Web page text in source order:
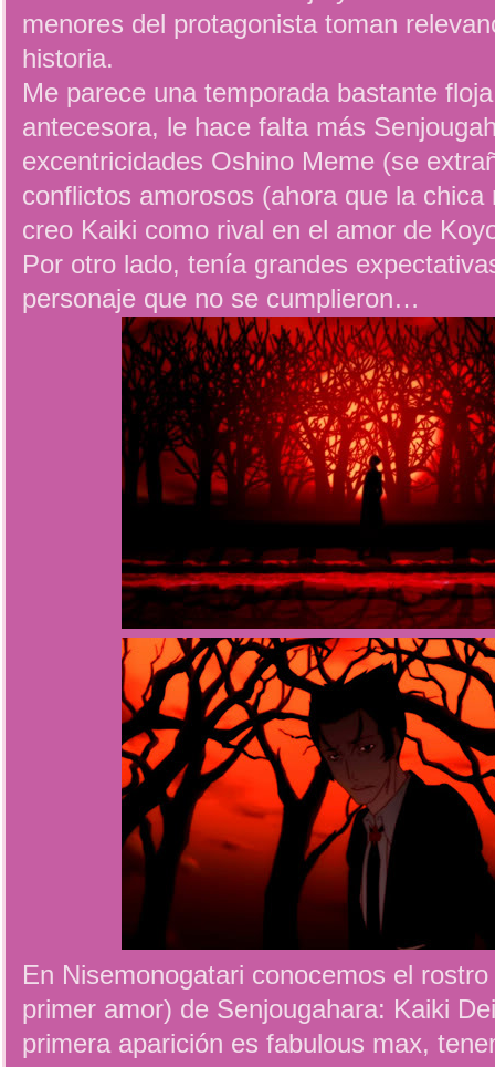
menores del protagonista toman
historia.
Me parece una temporada bastante
antecesora, le hace falta más
excentricidades Oshino Meme (se
conflictos amorosos (ahora que la
creo Kaiki como rival en el amor de
Por otro lado, tenía grandes
personaje que no se cumplieron…
En Nisemonogatari conocemos el
primer amor) de Senjougahara: Kaiki
primera aparición es fabulous max,